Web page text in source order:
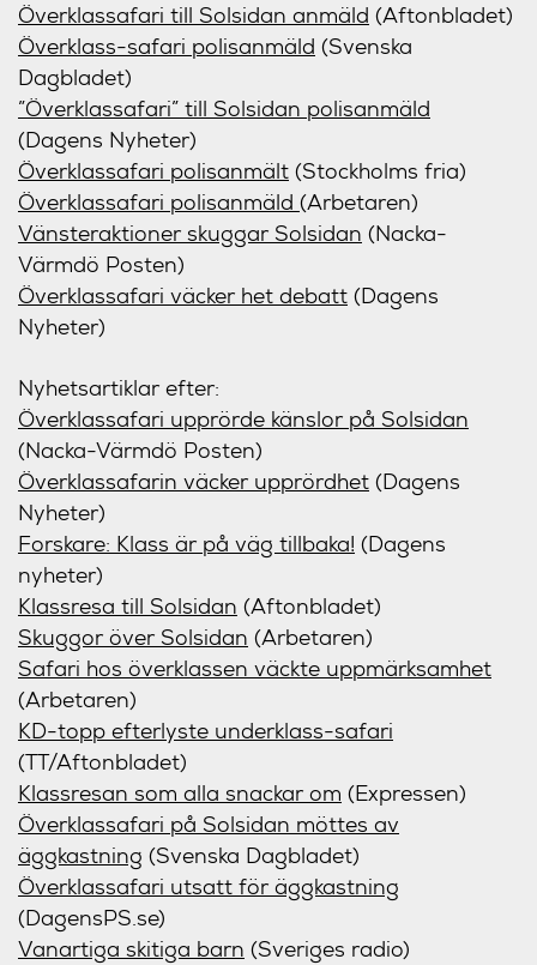
Överklassafari till Solsidan anmäld (Aftonbladet)
Överklass-safari polisanmäld (Svenska
Dagbladet)
”Överklassafari” till Solsidan polisanmäld
(Dagens Nyheter)
Överklassafari polisanmält (Stockholms fria)
Överklassafari polisanmäld (Arbetaren)
Vänsteraktioner skuggar Solsidan (Nacka-
Värmdö Posten)
Överklassafari väcker het debatt (Dagens
Nyheter)
Nyhetsartiklar efter:
Överklassafari upprörde känslor på Solsidan
(Nacka-Värmdö Posten)
Överklassafarin väcker upprördhet (Dagens
Nyheter)
Forskare: Klass är på väg tillbaka! (Dagens
nyheter)
Klassresa till Solsidan (Aftonbladet)
Skuggor över Solsidan (Arbetaren)
Safari hos överklassen väckte uppmärksamhet
(Arbetaren)
KD-topp efterlyste underklass-safari
(TT/Aftonbladet)
Klassresan som alla snackar om (Expressen)
Överklassafari på Solsidan möttes av
äggkastning (Svenska Dagbladet)
Överklassafari utsatt för äggkastning
(DagensPS.se)
Vanartiga skitiga barn (Sveriges radio)